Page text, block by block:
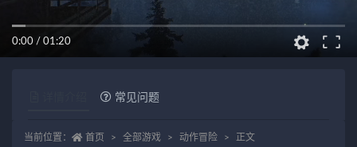
0:00 / 01:20
常见问题
当前位置： 首页 全部游戏 动作冒险 正文